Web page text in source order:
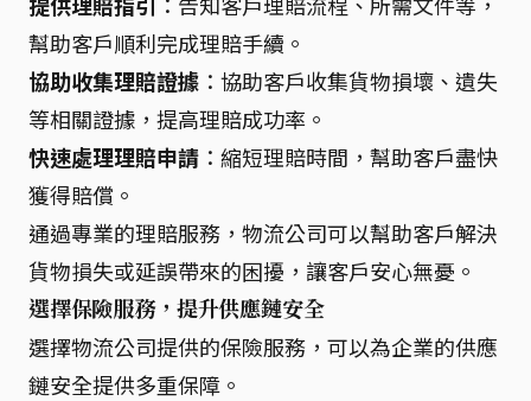
幫助客戶順利完成理賠手續。
協助收集理賠證據 ：協助客戶收集貨物損壞、遺失
等相關證據，提高理賠成功率。
快速處理理賠申請 ：縮短理賠時間，幫助客戶盡快
獲得賠償。
通過專業的理賠服務，物流公司可以幫助客戶解決
貨物損失或延誤帶來的困擾，讓客戶安心無憂。
選擇保險服務，提升供應鏈安全
選擇物流公司提供的保險服務，可以為企業的供應
鏈安全提供多重保障。